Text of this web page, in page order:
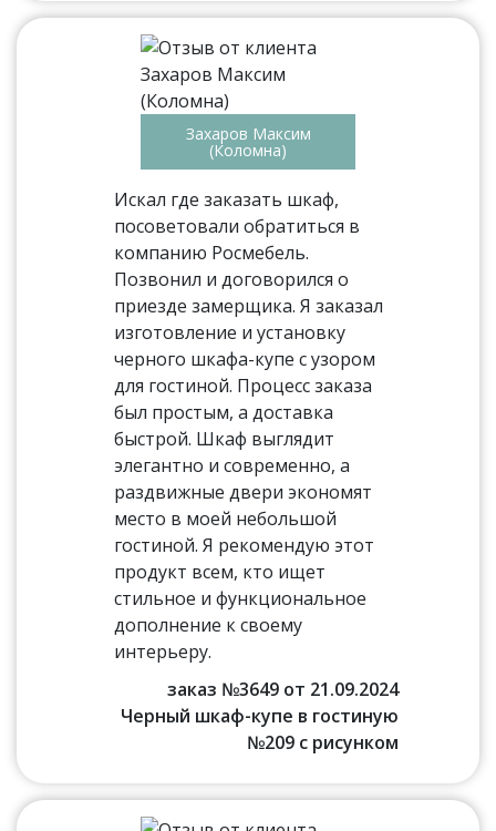
Захаров Максим
(Коломна)
Искал где заказать шкаф,
посоветовали обратиться в
компанию Росмебель.
Позвонил и договорился о
приезде замерщика. Я заказал
изготовление и установку
черного шкафа-купе с узором
для гостиной. Процесс заказа
был простым, а доставка
быстрой. Шкаф выглядит
элегантно и современно, а
раздвижные двери экономят
место в моей небольшой
гостиной. Я рекомендую этот
продукт всем, кто ищет
стильное и функциональное
дополнение к своему
интерьеру.
заказ №3649 от 21.09.2024
Черный шкаф-купе в гостиную
№209 с рисунком